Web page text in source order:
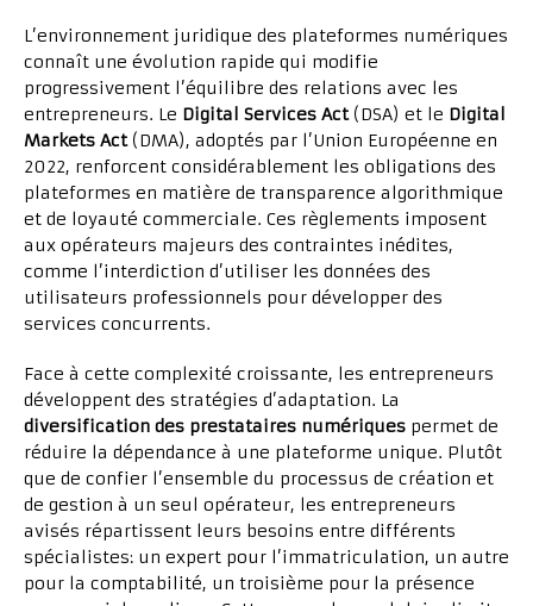
L’environnement juridique des plateformes numériques
connaît une évolution rapide qui modifie
progressivement l’équilibre des relations avec les
entrepreneurs. Le Digital Services Act(DSA) et le Digital
Markets Act(DMA), adoptés par l’Union Européenne en
2022, renforcent considérablement les obligations des
plateformes en matière de transparence algorithmique
et de loyauté commerciale. Ces règlements imposent
aux opérateurs majeurs des contraintes inédites,
comme l’interdiction d’utiliser les données des
utilisateurs professionnels pour développer des
services concurrents.
Face à cette complexité croissante, les entrepreneurs
développent des stratégies d’adaptation. La
diversification des prestataires numériques permet de
réduire la dépendance à une plateforme unique. Plutôt
que de confier l’ensemble du processus de création et
de gestion à un seul opérateur, les entrepreneurs
avisés répartissent leurs besoins entre différents
spécialistes: un expert pour l’immatriculation, un autre
pour la comptabilité, un troisième pour la présence